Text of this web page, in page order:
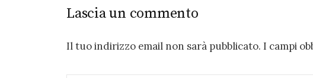
Lascia un commento
Il tuo indirizzo email non sarà pubblicato. I campi